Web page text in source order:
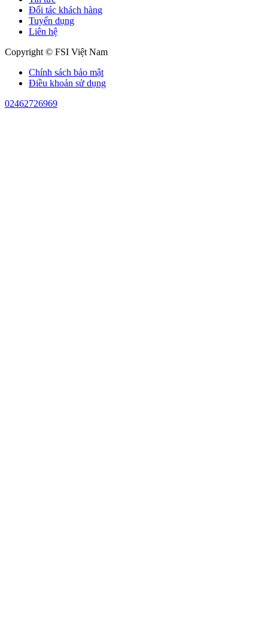
Đối tác khách hàng
Tuyển dụng
Liên hệ
Copyright © FSI Việt Nam
Chính sách bảo mật
Điều khoản sử dụng
02462726969